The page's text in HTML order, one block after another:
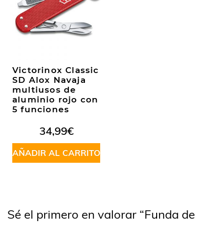
Victorinox Classic
SD Alox Navaja
multiusos de
aluminio rojo con
5 funciones
34,99€
AÑADIR AL CARRITO
Sé el primero en valorar “Funda de